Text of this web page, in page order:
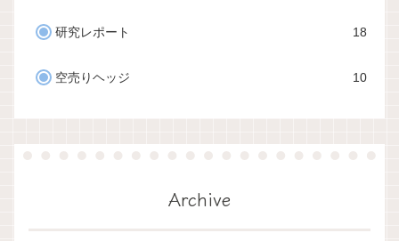
研究レポート 18
空売りヘッジ 10
Archive